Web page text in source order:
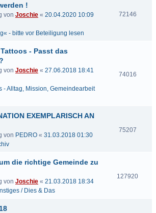
!
von Joschie « 20.04.2020 10:09
- bitte vor Beteiligung lesen
72146
- Passt das
von Joschie « 27.06.2018 18:41
- Alltag, Mission, Gemeindearbeit
74016
EXEMPLARISCH AN
von PEDRO « 31.03.2018 01:30
75207
die richtige Gemeinde zu
von Joschie « 21.03.2018 18:34
/ Dies & Das
127920